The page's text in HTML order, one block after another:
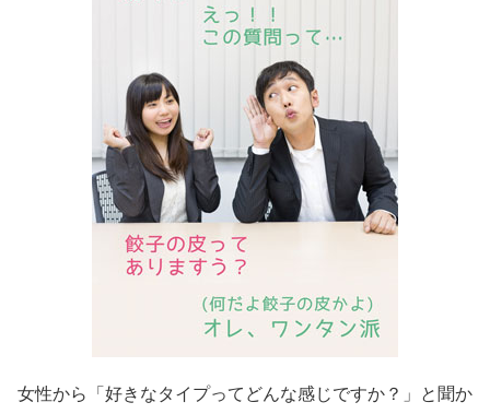
女性から「好きなタイプってどんな感じですか？」と聞か